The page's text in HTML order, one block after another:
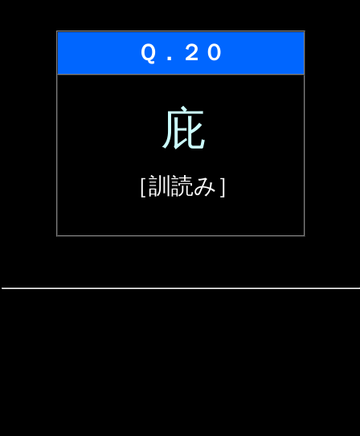
Ｑ．２０
庇
［訓読み］